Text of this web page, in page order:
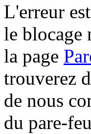
L'erreur
le blocage
la page
trouverez
de nous
du pare-